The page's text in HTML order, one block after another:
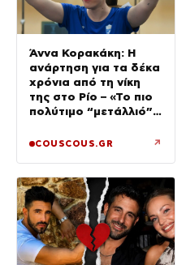
Άννα Κορακάκη: Η
ανάρτηση για τα δέκα
χρόνια από τη νίκη
της στο Ρίο – «Το πιο
πολύτιμο “μετάλλιό”
COUSCOUS.GR ↗